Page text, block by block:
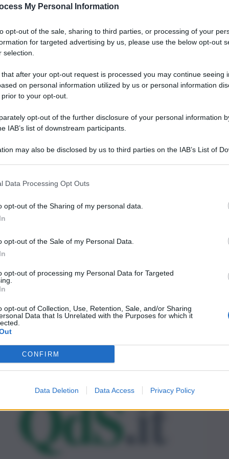
My Personal Information
opt-out of the sale, sharing to third parties, or processing of your
for targeted advertising by us, please use the below opt-out
selection.
after your opt-out request is processed you may continue seeing
on personal information utilized by us or personal information
to your opt-out.
opt-out of the further disclosure of your personal information
IAB’s list of downstream participants.
may also be disclosed by us to third parties on the IAB’s List of
Data Processing Opt Outs
opt-out of the Sharing of my personal data.
opt-out of the Sale of my Personal Data.
opt-out of processing my Personal Data for Targeted
opt-out of Collection, Use, Retention, Sale, and/or Sharing
Data that Is Unrelated with the Purposes for which it
CONFIRM
Data Deletion Data Access Privacy Policy